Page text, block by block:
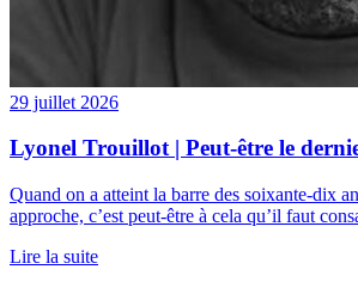
29 juillet 2026
Lyonel Trouillot | Peut-être le
Quand on a atteint la barre des soixante-dix
approche, c’est peut-être à cela qu’il faut
Lire la suite